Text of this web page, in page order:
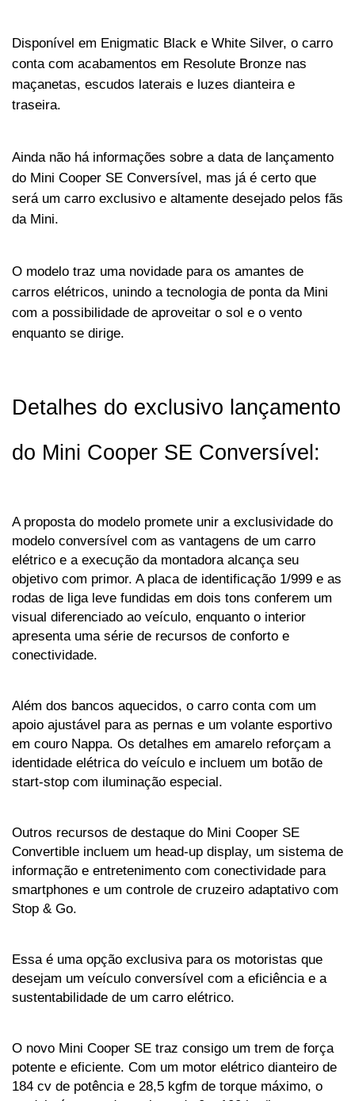
Disponível em Enigmatic Black e White Silver, o carro
conta com acabamentos em Resolute Bronze nas
maçanetas, escudos laterais e luzes dianteira e
traseira.
Ainda não há informações sobre a data de lançamento
do Mini Cooper SE Conversível, mas já é certo que
será um carro exclusivo e altamente desejado pelos fãs
da Mini.
O modelo traz uma novidade para os amantes de
carros elétricos, unindo a tecnologia de ponta da Mini
com a possibilidade de aproveitar o sol e o vento
enquanto se dirige.
Detalhes do exclusivo lançamento
do Mini Cooper SE Conversível:
A proposta do modelo promete unir a exclusividade do
modelo conversível com as vantagens de um carro
elétrico e a execução da montadora alcança seu
objetivo com primor. A placa de identificação 1/999 e as
rodas de liga leve fundidas em dois tons conferem um
visual diferenciado ao veículo, enquanto o interior
apresenta uma série de recursos de conforto e
conectividade.
Além dos bancos aquecidos, o carro conta com um
apoio ajustável para as pernas e um volante esportivo
em couro Nappa. Os detalhes em amarelo reforçam a
identidade elétrica do veículo e incluem um botão de
start-stop com iluminação especial.
Outros recursos de destaque do Mini Cooper SE
Convertible incluem um head-up display, um sistema de
informação e entretenimento com conectividade para
smartphones e um controle de cruzeiro adaptativo com
Stop & Go.
Essa é uma opção exclusiva para os motoristas que
desejam um veículo conversível com a eficiência e a
sustentabilidade de um carro elétrico.
O novo Mini Cooper SE traz consigo um trem de força
potente e eficiente. Com um motor elétrico dianteiro de
184 cv de potência e 28,5 kgfm de torque máximo, o